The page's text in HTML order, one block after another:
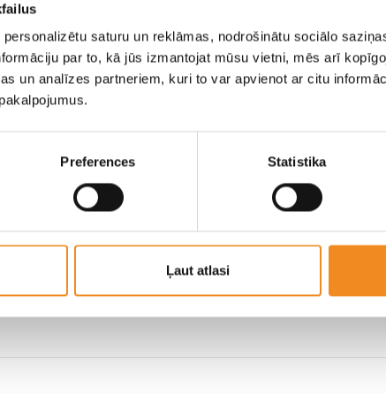
saturu un reklāmas, nodrošinātu sociālo
par to, kā jūs izmantojat mūsu vietni, mēs arī
un analīzes partneriem, kuri to var apvienot ar citu
Preferences Statistika
Ļaut atlasi
замок,
, SRS
Свет